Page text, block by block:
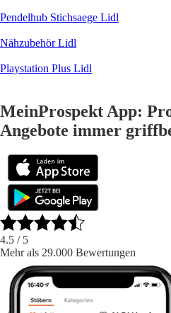
Pendelhub Stichsaege Lidl
Nähzubehör Lidl
Playstation Plus Lidl
MeinProspekt App:
Angebote immer
4.5 / 5
Mehr als 29.000 Bewertungen